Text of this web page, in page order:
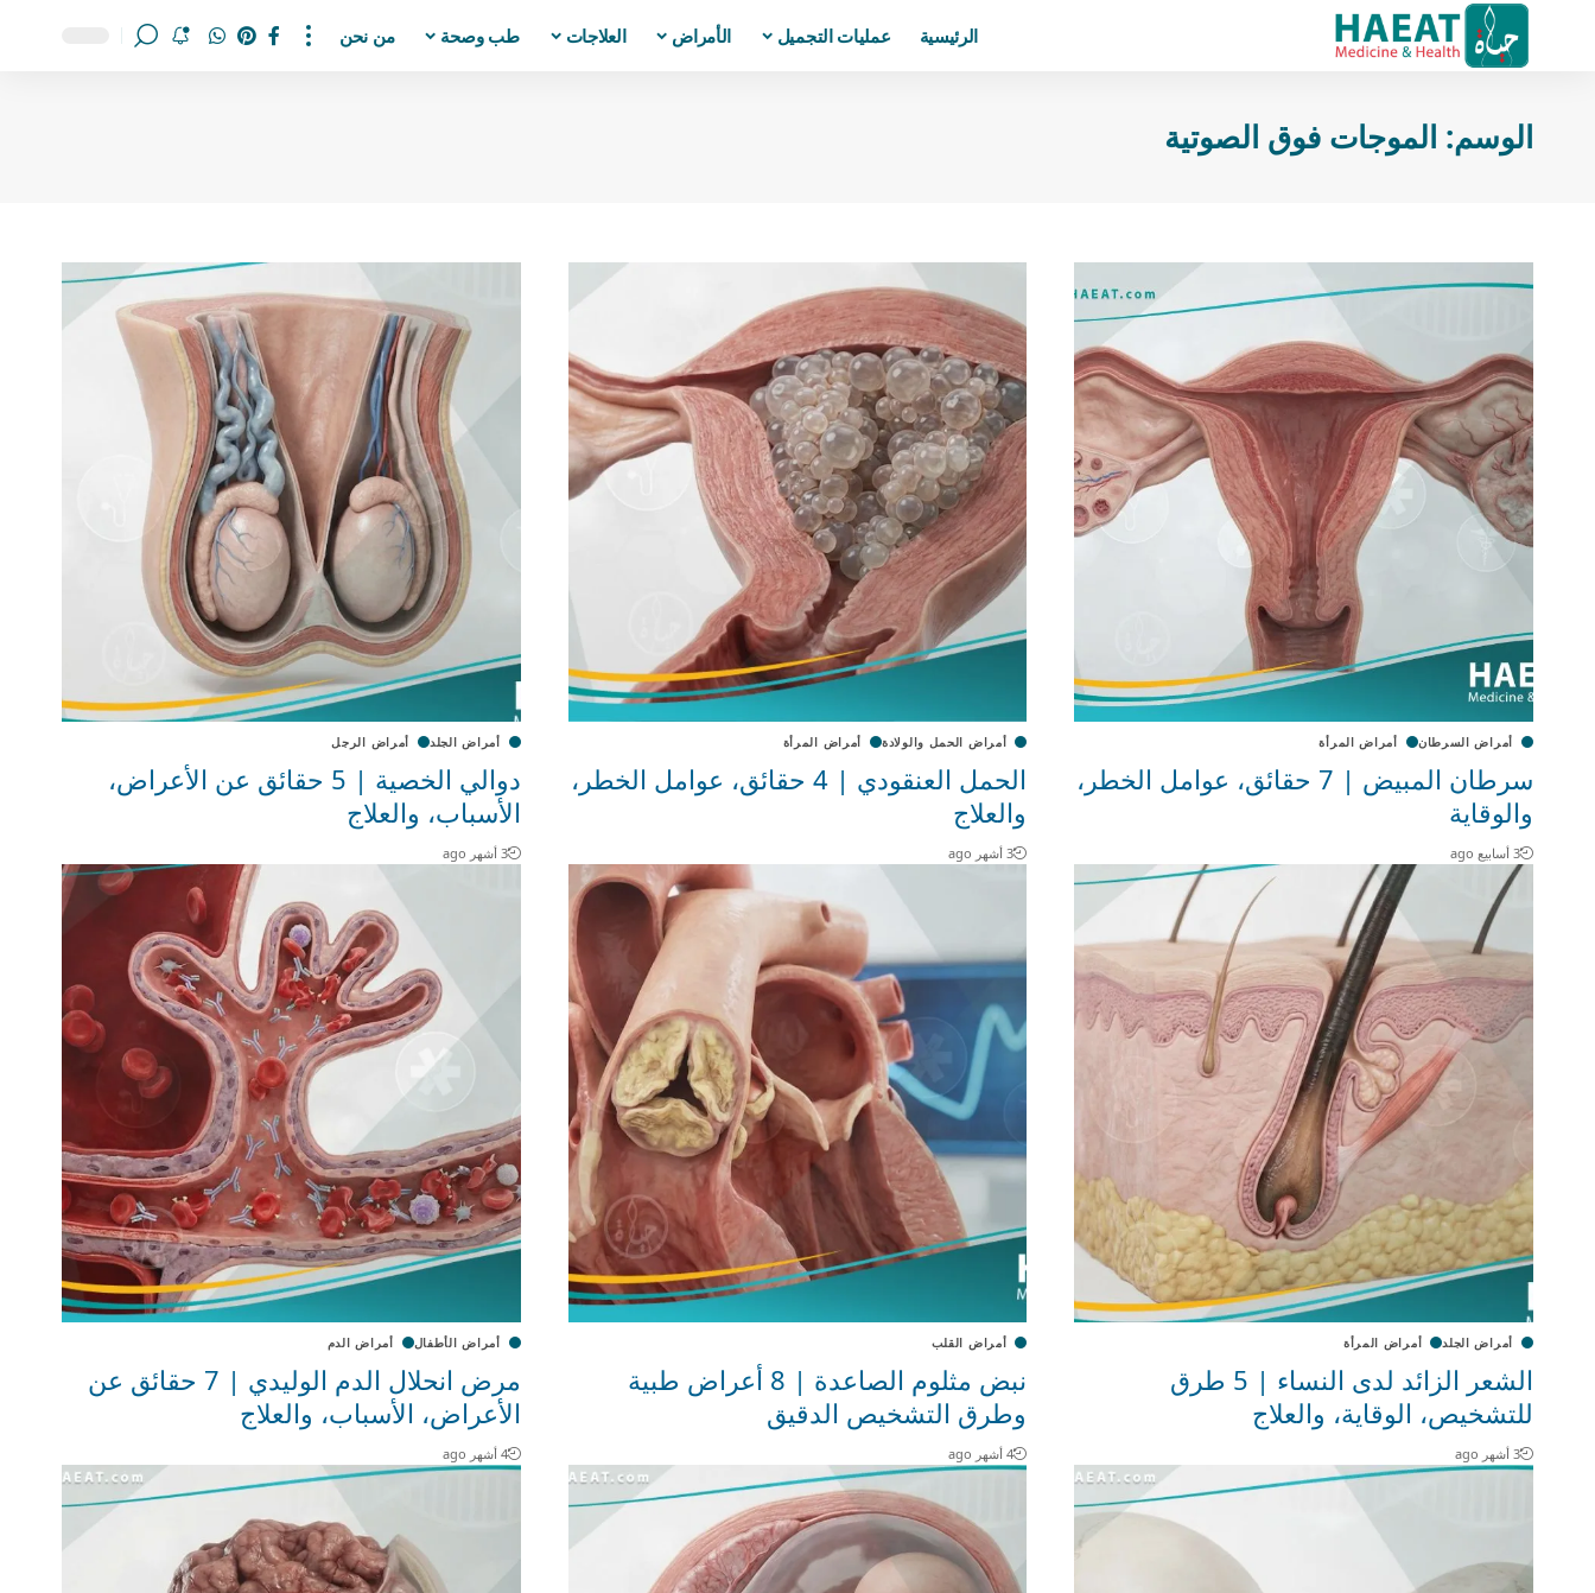
الرئيسية عمليات التجميل الأمراض العلاجات طب وصحة من نحن
الوسم: الموجات فوق الصوتية
أمراض السرطان أمراض المرأة
سرطان المبيض | 7 حقائق، عوامل الخطر،
والوقاية
3 أسابيع ago
أمراض الحمل والولادة أمراض المرأة
الحمل العنقودي | 4 حقائق، عوامل الخطر،
والعلاج
3 أشهر ago
أمراض الجلد أمراض الرجل
دوالي الخصية | 5 حقائق عن الأعراض،
الأسباب، والعلاج
3 أشهر ago
أمراض الجلد أمراض المرأة
الشعر الزائد لدى النساء | 5 طرق
للتشخيص، الوقاية، والعلاج
3 أشهر ago
أمراض القلب
نبض مثلوم الصاعدة | 8 أعراض طبية
وطرق التشخيص الدقيق
4 أشهر ago
أمراض الأطفال أمراض الدم
مرض انحلال الدم الوليدي | 7 حقائق عن
الأعراض، الأسباب، والعلاج
4 أشهر ago